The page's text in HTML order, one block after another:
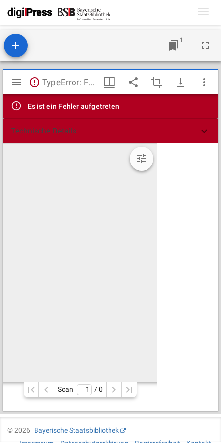
1
Mirador
Viewer
TypeError: Failed to fetch
Es ist ein Fehler aufgetreten
Technische Details
Scan / 0
©2026
Bayerische Staatsbibliothek